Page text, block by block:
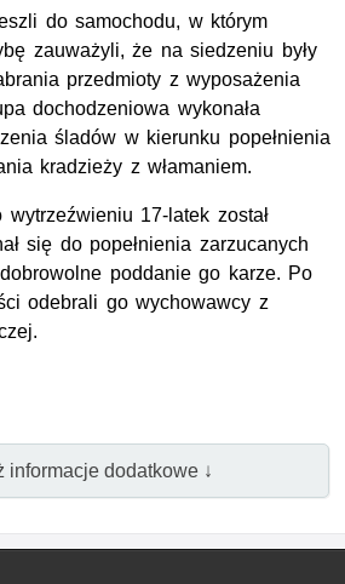
do samochodu, w którym
zauważyli, że na siedzeniu były
przedmioty z wyposażenia
dochodzeniowa wykonała
śladów w kierunku popełnienia
kradzieży z włamaniem.
17-latek został
się do popełnienia zarzucanych
poddanie go karze. Po
odebrali go wychowawcy z
informacje dodatkowe ↓